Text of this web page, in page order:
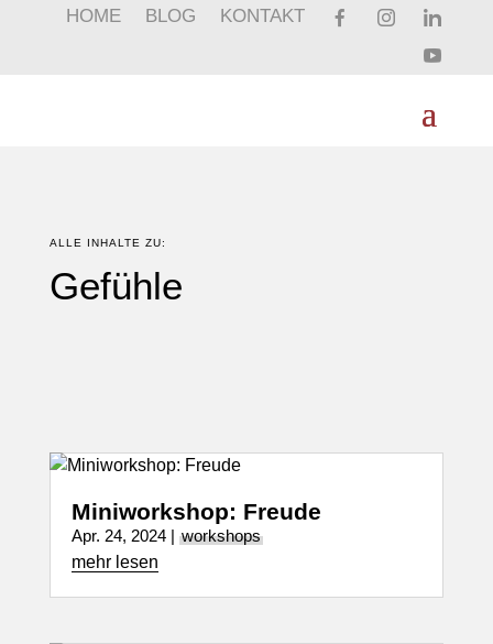
HOME BLOG KONTAKT
ALLE INHALTE ZU:
Gefühle
Miniworkshop: Freude
Apr. 24, 2024| workshops
mehr lesen